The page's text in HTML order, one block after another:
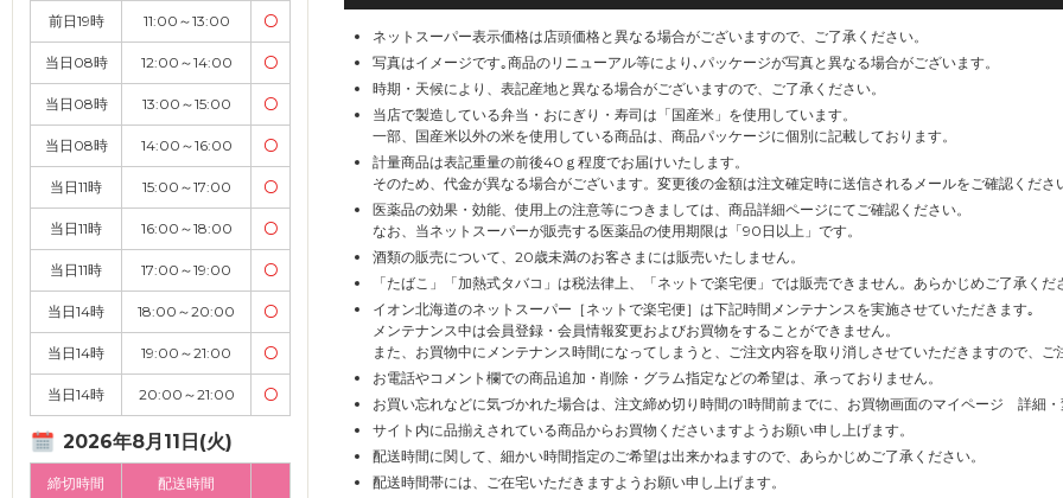
前日19時 11:00～13:00 〇
当日08時 12:00～14:00 〇
当日08時 13:00～15:00 〇
当日08時 14:00～16:00 〇
当日11時 15:00～17:00 〇
当日11時 16:00～18:00 〇
当日11時 17:00～19:00 〇
当日14時 18:00～20:00 〇
当日14時 19:00～21:00 〇
当日14時 20:00～21:00 〇
2026年8月11日(火)
締切時間 配送時間
ネットスーパー表示価格は店頭価格と異なる場合がございますので、ご了承ください。
写真はイメージです｡商品のリニューアル等により､パッケージが写真と異なる場合がございます。
時期・天候により、表記産地と異なる場合がございますので、ご了承ください。
当店で製造している弁当・おにぎり・寿司は「国産米」を使用しています。
一部、国産米以外の米を使用している商品は、商品パッケージに個別に記載しております。
計量商品は表記重量の前後40ｇ程度でお届けいたします。
そのため、代金が異なる場合がございます。変更後の金額は注文確定時に送信されるメールをご確認くださ
医薬品の効果・効能、使用上の注意等につきましては、商品詳細ページにてご確認ください。
なお、当ネットスーパーが販売する医薬品の使用期限は「90日以上」です。
酒類の販売について、20歳未満のお客さまには販売いたしません。
「たばこ」「加熱式タバコ」は税法律上、「ネットで楽宅便」では販売できません。あらかじめご了承くだ
イオン北海道のネットスーパー［ネットで楽宅便］は下記時間メンテナンスを実施させていただきます｡
メンテナンス中は会員登録・会員情報変更およびお買物をすることができません。
また、お買物中にメンテナンス時間になってしまうと、ご注文内容を取り消しさせていただきますので、ご
お電話やコメント欄での商品追加・削除・グラム指定などの希望は、承っておりません。
お買い忘れなどに気づかれた場合は、注文締め切り時間の1時間前までに、お買物画面のマイページ 詳細
サイト内に品揃えされている商品からお買物くださいますようお願い申し上げます。
配送時間に関して、細かい時間指定のご希望は出来かねますので、あらかじめご了承ください。
配送時間帯には、ご在宅いただきますようお願い申し上げます。